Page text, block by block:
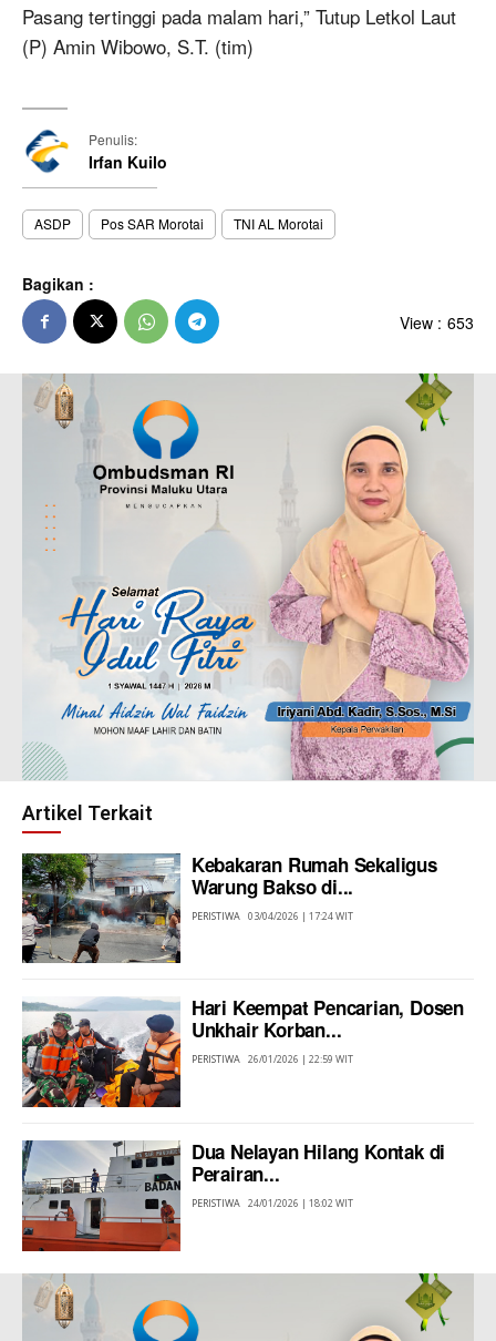
Pasang tertinggi pada malam hari,” Tutup Letkol Laut
(P) Amin Wibowo, S.T. (tim)
Penulis:
Irfan Kuilo
ASDP Pos SAR Morotai TNI AL Morotai
Bagikan :
View : 653
Artikel Terkait
Kebakaran Rumah Sekaligus
Warung Bakso di...
PERISTIWA 03/04/2026 | 17:24 WIT
Hari Keempat Pencarian, Dosen
Unkhair Korban...
PERISTIWA 26/01/2026 | 22:59 WIT
Dua Nelayan Hilang Kontak di
Perairan...
PERISTIWA 24/01/2026 | 18:02 WIT